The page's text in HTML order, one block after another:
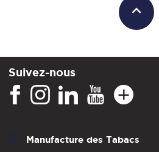
Suivez-nous
Manufacture des Tabacs